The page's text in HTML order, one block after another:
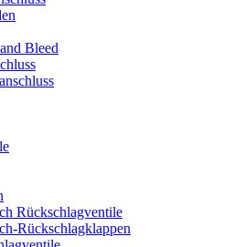
Bleed
Rückschlagventile
Rückschlagklappen